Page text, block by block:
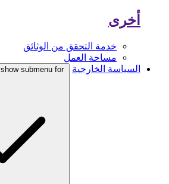
أخرى
خدمة التحقق من الوثائق
مساحة العمل
السياسة الخارجية
show submenu for السياسة الخارجية